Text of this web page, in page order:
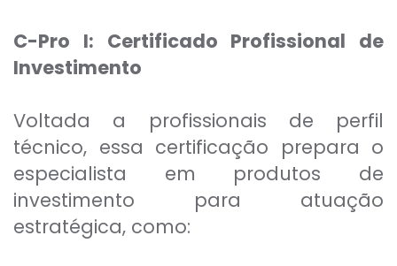
C-Pro I: Certificado Profissional de
Investimento
Voltada a profissionais de perfil
técnico, essa certificação prepara o
especialista em produtos de
investimento para atuação
estratégica, como: